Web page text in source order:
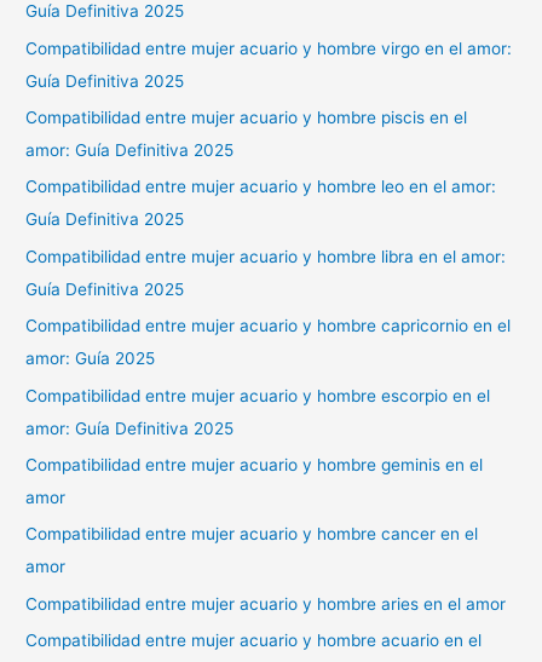
Guía Definitiva 2025
Compatibilidad entre mujer acuario y hombre virgo en el amor:
Guía Definitiva 2025
Compatibilidad entre mujer acuario y hombre piscis en el
amor: Guía Definitiva 2025
Compatibilidad entre mujer acuario y hombre leo en el amor:
Guía Definitiva 2025
Compatibilidad entre mujer acuario y hombre libra en el amor:
Guía Definitiva 2025
Compatibilidad entre mujer acuario y hombre capricornio en el
amor: Guía 2025
Compatibilidad entre mujer acuario y hombre escorpio en el
amor: Guía Definitiva 2025
Compatibilidad entre mujer acuario y hombre geminis en el
amor
Compatibilidad entre mujer acuario y hombre cancer en el
amor
Compatibilidad entre mujer acuario y hombre aries en el amor
Compatibilidad entre mujer acuario y hombre acuario en el